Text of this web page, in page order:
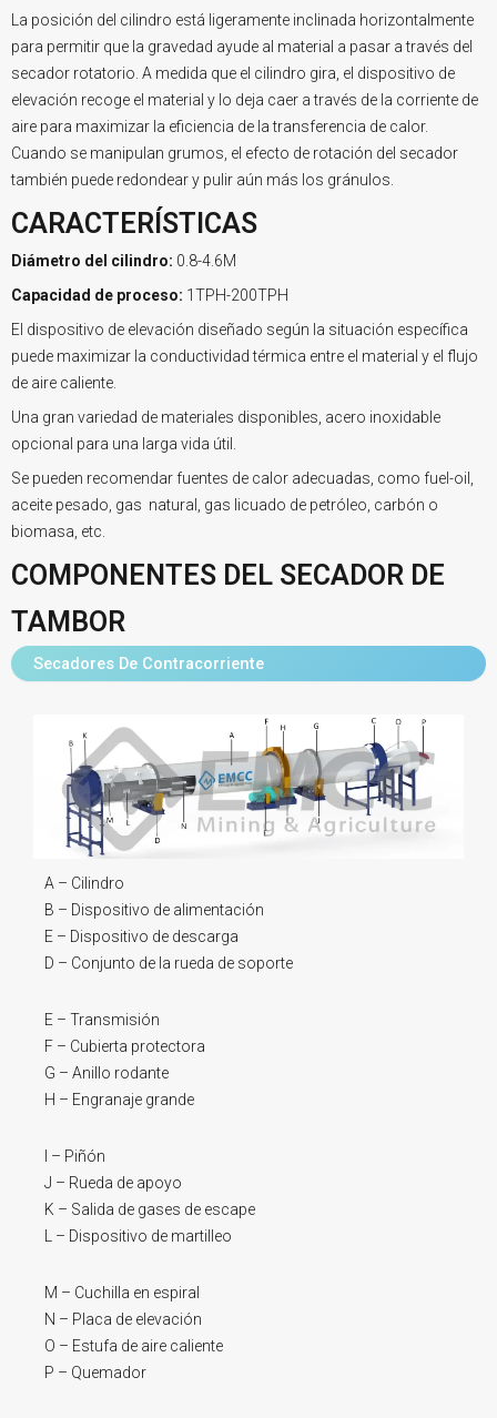
La posición del cilindro está ligeramente inclinada horizontalmente
para permitir que la gravedad ayude al material a pasar a través del
secador rotatorio. A medida que el cilindro gira, el dispositivo de
elevación recoge el material y lo deja caer a través de la corriente de
aire para maximizar la eficiencia de la transferencia de calor.
Cuando se manipulan grumos, el efecto de rotación del secador
también puede redondear y pulir aún más los gránulos.
CARACTERÍSTICAS
Diámetro del cilindro: 0.8-4.6M
Capacidad de proceso: 1TPH-200TPH
El dispositivo de elevación diseñado según la situación específica
puede maximizar la conductividad térmica entre el material y el flujo
de aire caliente.
Una gran variedad de materiales disponibles, acero inoxidable
opcional para una larga vida útil.
Se pueden recomendar fuentes de calor adecuadas, como fuel-oil,
aceite pesado, gas natural, gas licuado de petróleo, carbón o
biomasa, etc.
COMPONENTES DEL SECADOR DE
TAMBOR
Secadores De Contracorriente
A – Cilindro
B – Dispositivo de alimentación
E – Dispositivo de descarga
D – Conjunto de la rueda de soporte
E – Transmisión
F – Cubierta protectora
G – Anillo rodante
H – Engranaje grande
I – Piñón
J – Rueda de apoyo
K – Salida de gases de escape
L – Dispositivo de martilleo
M – Cuchilla en espiral
N – Placa de elevación
O – Estufa de aire caliente
P – Quemador